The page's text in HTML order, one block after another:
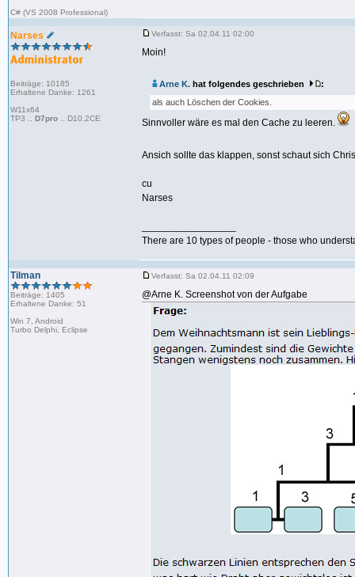
C# (VS 2008 Professional)
Narses
Beiträge: 10185
Erhaltene Danke: 1261
W11x64
TP3 .. D7pro .. D10.2CE
Verfasst: Sa 02.04.11 02:00
Moin!
Arne K. hat folgendes geschrieben
:
als auch Löschen der Cookies.
Sinnvoller wäre es mal den Cache zu leeren.
Ansich sollte das klappen, sonst schaut sich
cu
Narses
There are 10 types of people - those who
Tilman
Beiträge: 1405
Erhaltene Danke: 51
Win 7, Android
Turbo Delphi, Eclipse
Verfasst: Sa 02.04.11 02:09
@Arne K. Screenshot von der Aufgabe